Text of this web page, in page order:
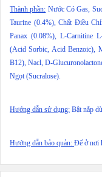
Thành phần: Nước Có Gas,
Taurine (0.4%), Chất Điều
Panax (0.08%), L-Carnitine
(Acid Sorbic, Acid Benzoic),
B12), Nacl, D-
Ngọt (Sucralose).
Hướng dẫn sử dụng: Bật nắp
Hướng dẫn bảo quản: Để ở nơi